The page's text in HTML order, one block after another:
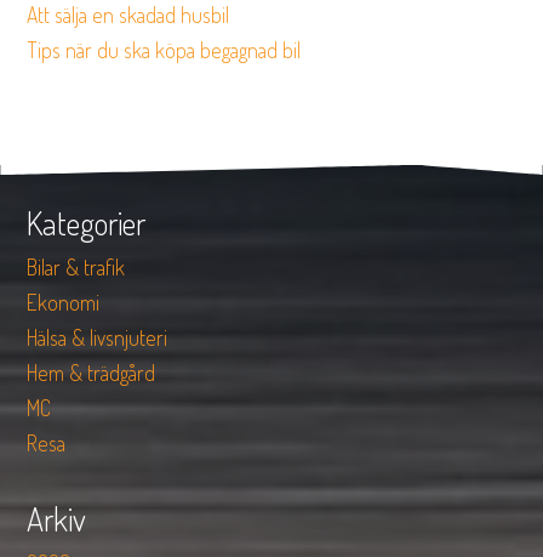
Att sälja en skadad husbil
Tips när du ska köpa begagnad bil
Kategorier
Bilar & trafik
Ekonomi
Hälsa & livsnjuteri
Hem & trädgård
MC
Resa
Arkiv